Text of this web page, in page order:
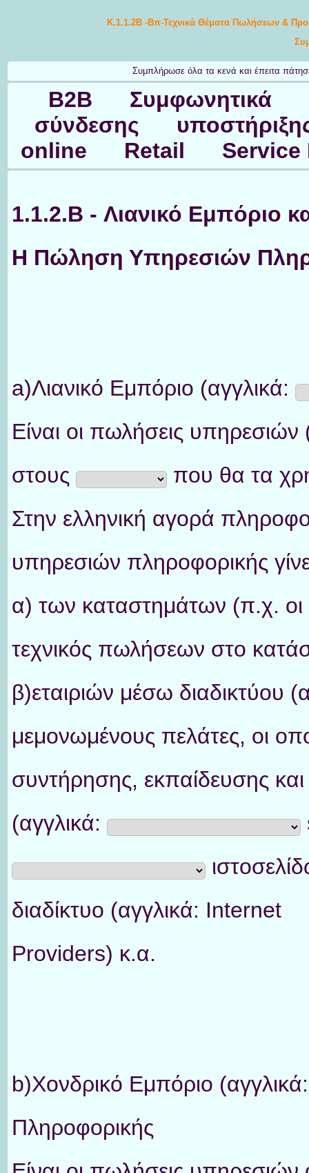
Κ.1.1.2B -Βπ-Τεχνικά Θέματα Πωλήσεων &
Συμπλήρωσε όλα τα κενά και έπειτα
Β2Β Συμφωνητικά
σύνδεσης
online Retail
1.1.2.B - Λιανικό Εμπόριο
Η Πώληση Υπηρεσιών
a)Λιανικό Εμπόριο (αγγλικά:
Είναι οι πωλήσεις
στους
που θα τα
Στην ελληνική αγορά
υπηρεσιών πληροφορικής
α) των καταστημάτων (π.χ. οι
τεχνικός πωλήσεων στο
β)εταιριών μέσω διαδικτύου
μεμονωμένους πελάτες, οι
συντήρησης, εκπαίδευσης
(αγγλικά:
διαδίκτυο (αγγλικά: Internet
Providers) κ.α.
b)Χονδρικό Εμπόριο
Πληροφορικής